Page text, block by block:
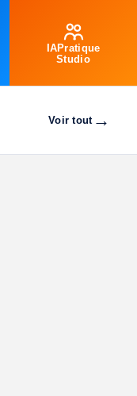
IAPratique
Studio
Voir tout→